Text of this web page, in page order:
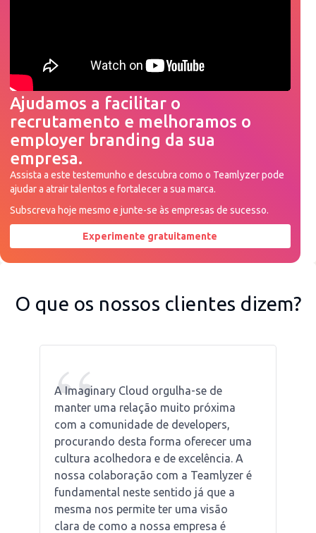
Peça uma demonstração agora
Ajudamos a facilitar o
recrutamento e melhoramos o
employer branding da sua
empresa.
Assista a este testemunho e descubra como o Teamlyzer pode
ajudar a atrair talentos e fortalecer a sua marca.
Subscreva hoje mesmo e junte-se às empresas de sucesso.
Experimente gratuitamente
O que os nossos clientes dizem?
“
A Imaginary Cloud orgulha-se de
manter uma relação muito próxima
com a comunidade de developers,
procurando desta forma oferecer uma
cultura acolhedora e de excelência. A
nossa colaboração com a Teamlyzer é
fundamental neste sentido já que a
mesma nos permite ter uma visão
clara de como a nossa empresa é